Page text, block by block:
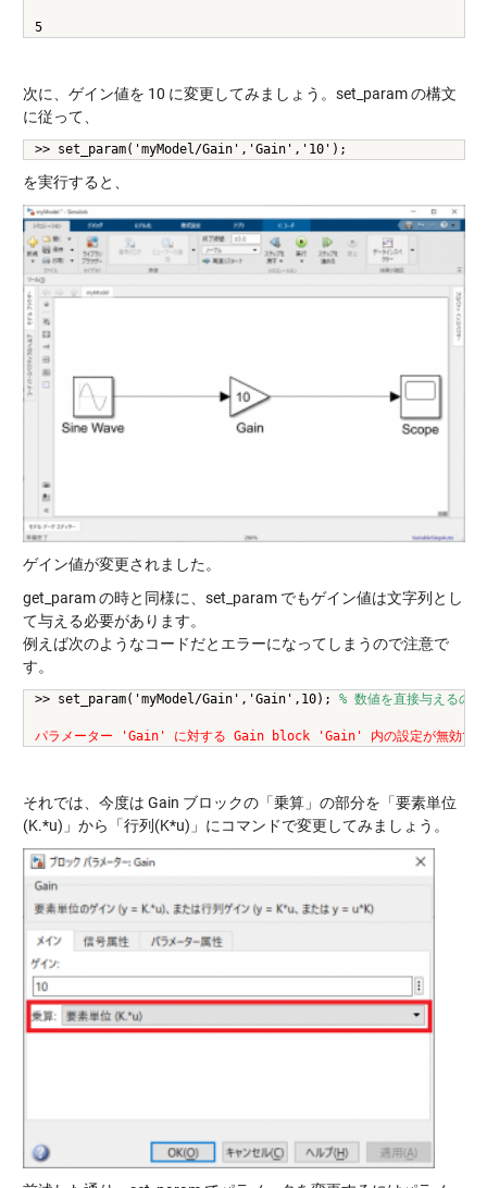
5
次に、ゲイン値を 10 に変更してみましょう。set_param の構文
に従って、
>> set_param('myModel/Gain','Gain','10');
を実行すると、
ゲイン値が変更されました。
get_param の時と同様に、set_param でもゲイン値は文字列とし
て与える必要があります。
例えば次のようなコードだとエラーになってしまうので注意で
す。
>> set_param('myModel/Gain','Gain',10); % 数値を直接与えるの
パラメーター 'Gain' に対する Gain block 'Gain' 内の設定が無効です
それでは、今度は Gain ブロックの「乗算」の部分を「要素単位
(K.*u)」から「行列(K*u)」にコマンドで変更してみましょう。